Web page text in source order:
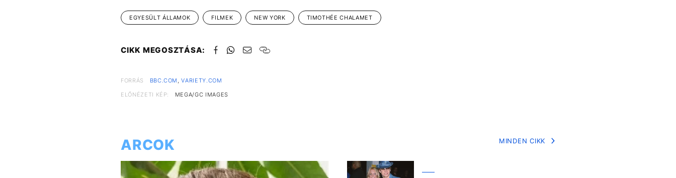
EGYESÜLT ÁLLAMOK FILMEK NEW YORK TIMOTHÉE CHALAMET
CIKK MEGOSZTÁSA:
FORRÁS BBC.COM ,VARIETY.COM
ELŐNÉZETI KÉP:
MEGA/GC IMAGES
ARCOK MINDEN CIKK